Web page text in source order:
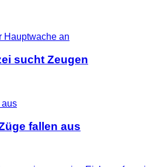
sucht Zeugen
fallen aus